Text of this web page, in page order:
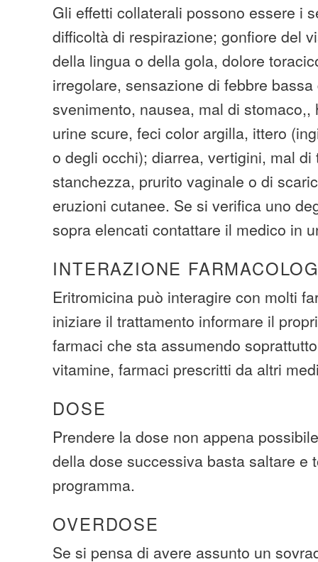
Gli effetti collaterali possono essere i
difficoltà di respirazione; gonfiore del
della lingua o della gola, dolore
irregolare, sensazione di febbre
svenimento, nausea, mal di stomaco,,
urine scure, feci color argilla, ittero
o degli occhi); diarrea, vertigini, mal
stanchezza, prurito vaginale o di
eruzioni cutanee. Se si verifica uno
sopra elencati contattare il medico in
INTERAZIONE
Eritromicina può interagire con molti
iniziare il trattamento informare il
farmaci che sta assumendo
vitamine, farmaci prescritti da altri
DOSE
Prendere la dose non appena
della dose successiva basta saltare e
programma.
OVERDOSE
Se si pensa di avere assunto un